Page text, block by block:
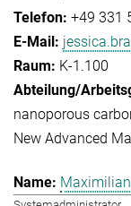
+49 331
K-1.100
nanoporous
New Advanced